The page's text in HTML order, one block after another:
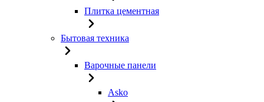
Плитка цементная
Бытовая техника
Варочные панели
Asko